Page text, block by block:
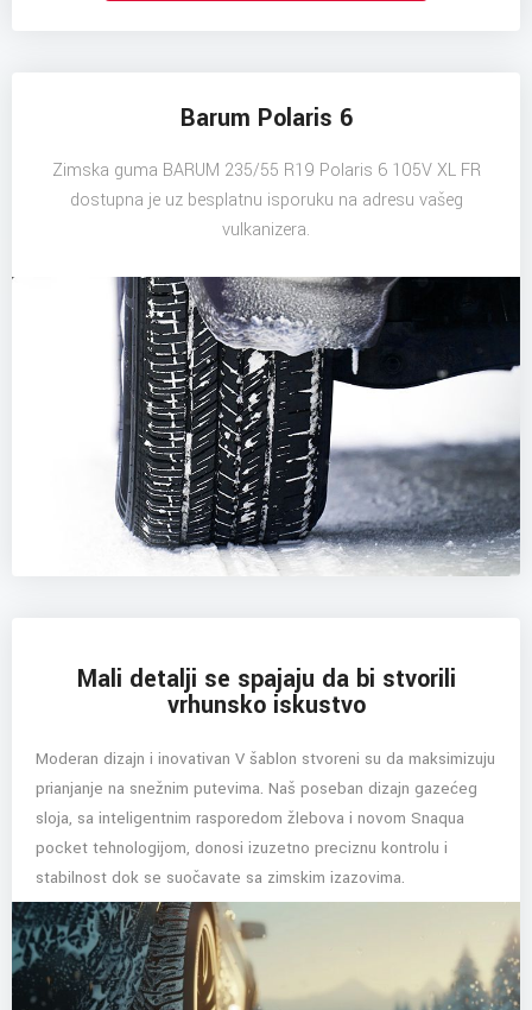
Barum Polaris 6
Zimska guma BARUM 235/55 R19 Polaris 6 105V XL FR
dostupna je uz besplatnu isporuku na adresu vašeg
vulkanizera.
Mali detalji se spajaju da bi stvorili
vrhunsko iskustvo
Moderan dizajn i inovativan V šablon stvoreni su da maksimizuju
prianjanje na snežnim putevima. Naš poseban dizajn gazećeg
sloja, sa inteligentnim rasporedom žlebova i novom Snaqua
pocket tehnologijom, donosi izuzetno preciznu kontrolu i
stabilnost dok se suočavate sa zimskim izazovima.